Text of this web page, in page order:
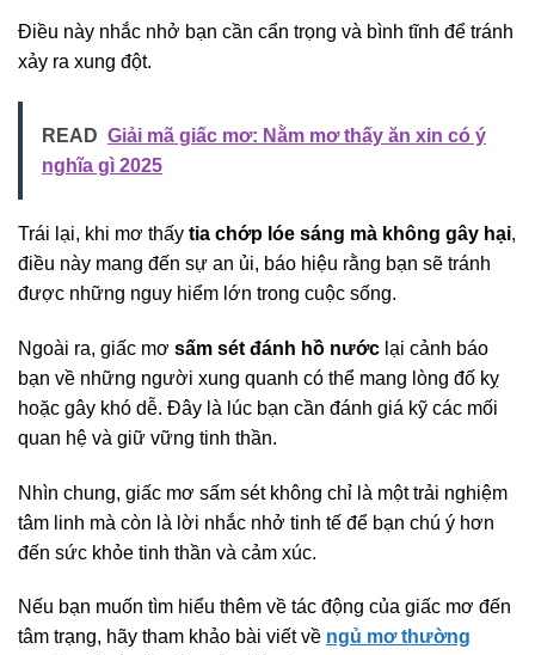
Điều này nhắc nhở bạn cần cẩn trọng và bình tĩnh để tránh
xảy ra xung đột.
READ Giải mã giấc mơ: Nằm mơ thấy ăn xin có ý
nghĩa gì 2025
Trái lại, khi mơ thấy tia chớp lóe sáng mà không gây hại,
điều này mang đến sự an ủi, báo hiệu rằng bạn sẽ tránh
được những nguy hiểm lớn trong cuộc sống.
Ngoài ra, giấc mơ sấm sét đánh hồ nước lại cảnh báo
bạn về những người xung quanh có thể mang lòng đố kỵ
hoặc gây khó dễ. Đây là lúc bạn cần đánh giá kỹ các mối
quan hệ và giữ vững tinh thần.
Nhìn chung, giấc mơ sấm sét không chỉ là một trải nghiệm
tâm linh mà còn là lời nhắc nhở tinh tế để bạn chú ý hơn
đến sức khỏe tinh thần và cảm xúc.
Nếu bạn muốn tìm hiểu thêm về tác động của giấc mơ đến
tâm trạng, hãy tham khảo bài viết về ngủ mơ thường